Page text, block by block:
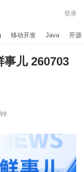
登录
移动开发 Java 开源
儿 260703